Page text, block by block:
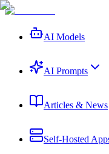
AI Models
AI Prompts
Articles & News
Self-Hosted